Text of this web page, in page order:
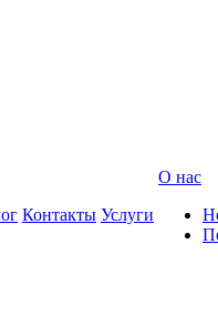
Контакты Услуги
О нас